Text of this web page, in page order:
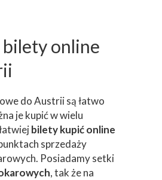
bilety online
do Austrii są łatwo
je kupić w wielu
bilety kupić online
sprzedaży
Posiadamy setki
, tak że na